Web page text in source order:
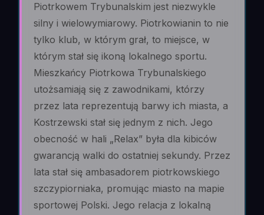
Piotrkowem Trybunalskim jest niezwykle
silny i wielowymiarowy. Piotrkowianin to nie
tylko klub, w którym grał, to miejsce, w
którym stał się ikoną lokalnego sportu.
Mieszkańcy Piotrkowa Trybunalskiego
utożsamiają się z zawodnikami, którzy
przez lata reprezentują barwy ich miasta, a
Kostrzewski stał się jednym z nich. Jego
obecność w hali „Relax” była dla kibiców
gwarancją walki do ostatniej sekundy. Przez
lata stał się ambasadorem piotrkowskiego
szczypiorniaka, promując miasto na mapie
sportowej Polski. Jego relacja z lokalną